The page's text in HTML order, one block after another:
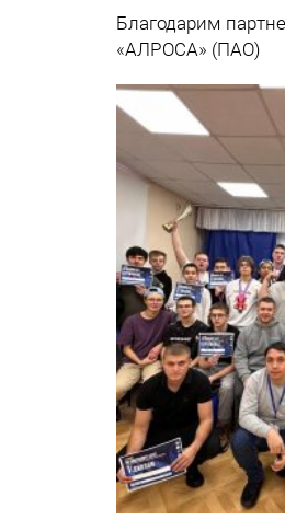
Благодарим
«АЛРОСА» (ПАО)